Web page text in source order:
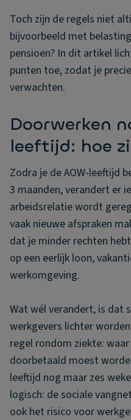
Toch zijn de regels niet
bijvoorbeeld met
pensioen? In dit artikel
punten toe, zodat je
verwachten.
Doorwerken
leeftijd: hoe
Zodra je de AOW-leeftijd
3 maanden, verandert er
arbeidsrelatie wordt
vaak nieuwe afspraken
dat je minder rechten
op een eerlijk loon,
werkomgeving.
Wat wél verandert, is dat
werkgevers lichter
regel rondom ziekte:
doorbetaald moest
leeftijd nog maar zes
logisch: de sociale
ook het risico voor